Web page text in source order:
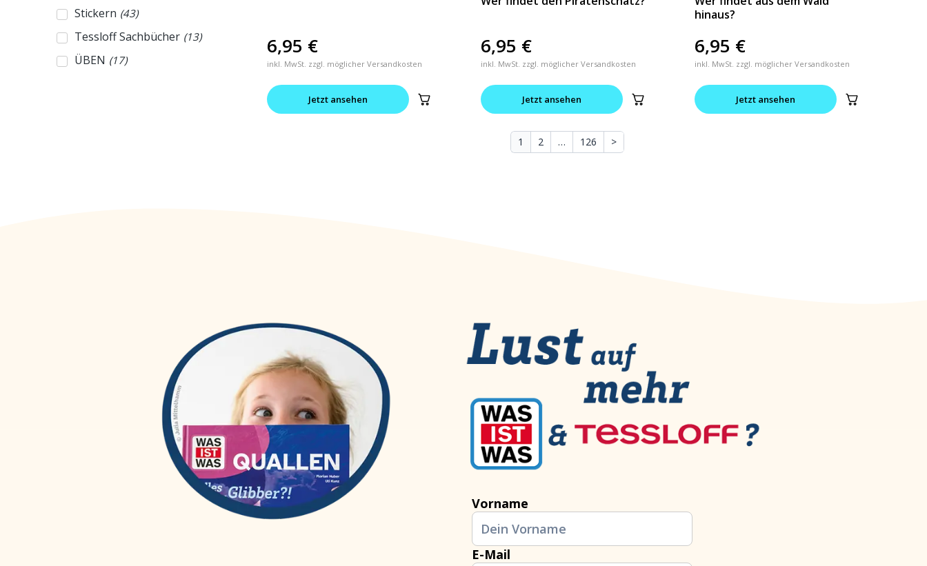
Stickern (43)
Tessloff Sachbücher (13)
ÜBEN (17)
WAS IST WAS Meine Welt
WAS IST WAS mit Matthias
(3
WAS IST WAS Quizblöcke (30
WAS IST WAS Sticker- und
(25)
(12)
6,95 €
inkl. MwSt. zzgl. möglicher Versandkosten
Jetzt ansehen
6,95 €
inkl. MwSt. zzgl. möglicher Versandkosten
Jetzt ansehen
hinaus?
6,95 €
inkl. MwSt. zzgl. möglicher Versandkosten
Jetzt ansehen
1 2 … 126 >
Vorname
E-Mail